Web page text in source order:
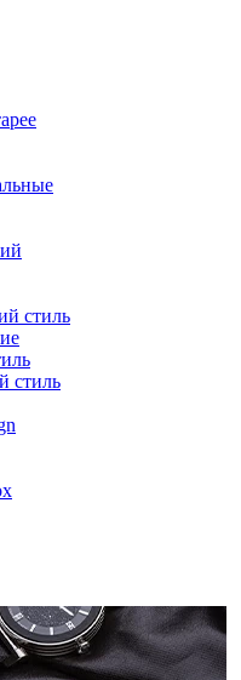
стиль
стиль